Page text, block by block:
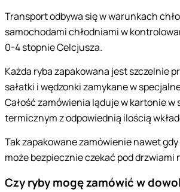
Transport odbywa się w warunkach
samochodami chłodniami w
0-4 stopnie Celcjusza.
Każda ryba zapakowana jest szczelnie
sałatki i wędzonki zamykane w
Całość zamówienia ląduje w kartonie
termicznym z odpowiednią ilością
Tak zapakowane zamówienie nawet
może bezpiecznie czekać pod drzwiami
Czy ryby mogę zamówić w